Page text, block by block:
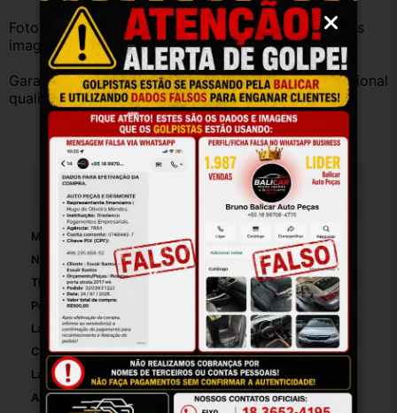
Fotos reais do produto. Peça exatamente igual à das
imagens.
Garantia válida somente com instalação por profissional
qualificado.
Especificações
Marca: Renault
Número De Peça: 27361
Tipo De Veículo: Carro/Caminhonete
Posição: Dianteiro
Lado: Direito
Comprimento: 01
Largura:
Altura: 01